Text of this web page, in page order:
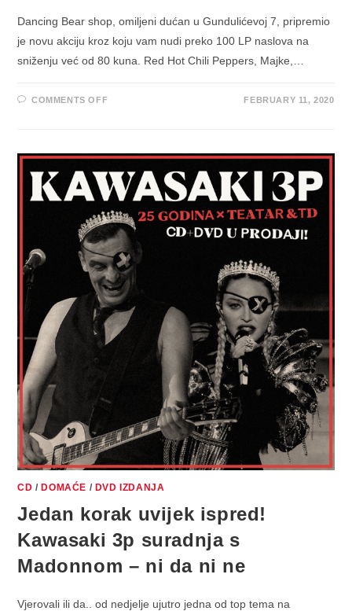
Dancing Bear shop, omiljeni dućan u Gundulićevoj 7, pripremio
je novu akciju kroz koju vam nudi preko 100 LP naslova na
sniženju već od 80 kuna. Red Hot Chili Peppers, Majke,…
COMMENTS OFFON
ZNAKU
JE
VINILA
–
NE
PROPUSTITE
AKCIJU!
FEBRUARY 11, 2020
CD /DOMAĆE / DVD IZDANJA
Jedan korak uvijek ispred!
Kawasaki 3p suradnja s
Madonnom – ni da ni ne
Vjerovali ili da.. od nedjelje ujutro jedna od top tema na